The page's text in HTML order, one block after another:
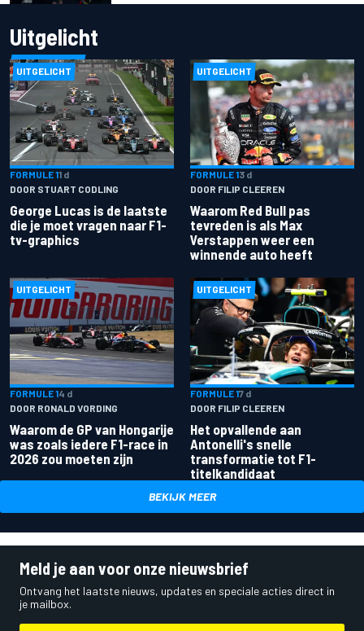
Uitgelicht
UITGELICHT
FORMULE 11 d
DOOR STUART CODLING
George Lucas is de laatste
die je moet vragen naar F1-
tv-graphics
UITGELICHT
FORMULE 13 d
DOOR FILIP CLEEREN
Waarom Red Bull pas
tevreden is als Max
Verstappen weer een
winnende auto heeft
UITGELICHT
FORMULE 14 d
DOOR RONALD VORDING
Waarom de GP van Hongarije
was zoals iedere F1-race in
2026 zou moeten zijn
UITGELICHT
FORMULE 17 d
DOOR FILIP CLEEREN
Het opvallende aan
Antonelli's snelle
transformatie tot F1-
titelkandidaat
BEKIJK MEER
Meld je aan voor onze nieuwsbrief
Ontvang het laatste nieuws, updates en speciale acties direct in
je mailbox.